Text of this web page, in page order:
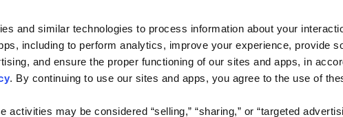
and similar technologies to process information about your
including to perform analytics, improve your experience, provide
and ensure the proper functioning of our sites and apps, in
. By continuing to use our sites and apps, you agree to the use of
activities may be considered “selling,” “sharing,” or “targeted
Plans & Pricing
Press
Contact